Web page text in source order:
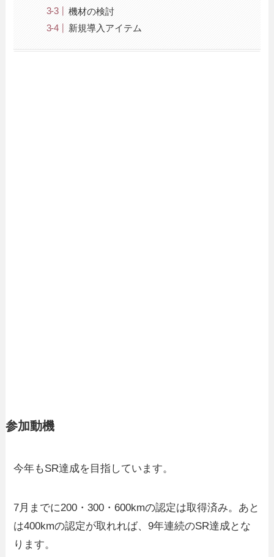
機材の検討
新規導入アイテム
参加動機
今年もSR達成を目指しています。
7月までに200・300・600kmの認定は取得済み。あと
は400kmの認定が取れれば、9年連続のSR達成とな
ります。